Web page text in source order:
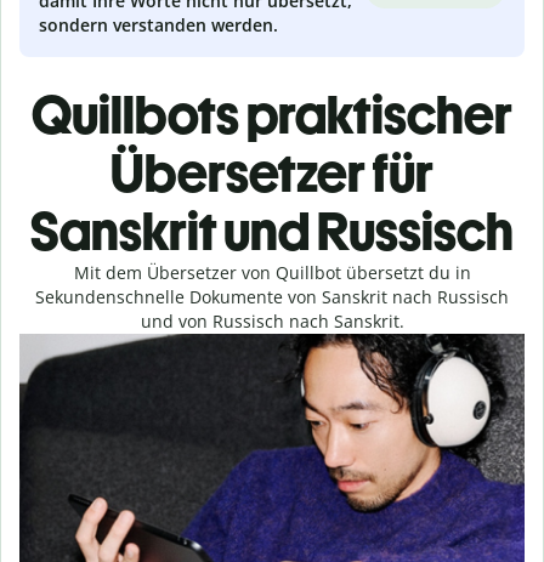
sondern verstanden werden.
Quillbots praktischer
Übersetzer für
Sanskrit und Russisch
Mit dem Übersetzer von Quillbot übersetzt du in
Sekundenschnelle Dokumente von Sanskrit nach Russisch
und von Russisch nach Sanskrit.